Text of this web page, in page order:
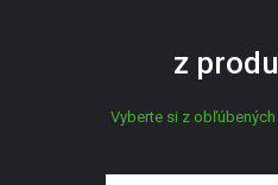
z
Vyberte si z